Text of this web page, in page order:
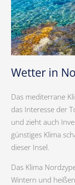
Wetter in
Das mediterrane
das Interesse der
und zieht auch
günstiges Klima
dieser Insel.
Das Klima
Wintern und